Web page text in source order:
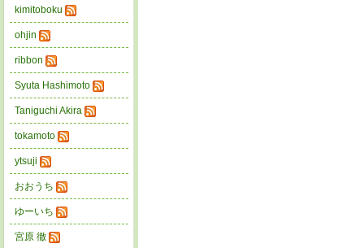
kimitoboku
ohjin
ribbon
Syuta Hashimoto
Taniguchi Akira
tokamoto
ytsuji
おおうち
ゆーいち
宮原 徹